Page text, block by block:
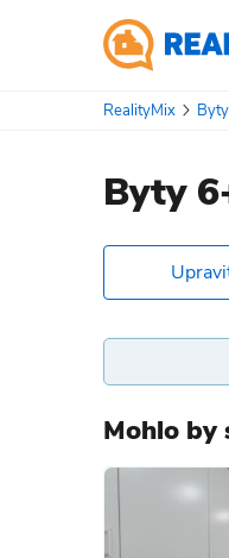
RealityMix Byty
Byty
Mohlo by